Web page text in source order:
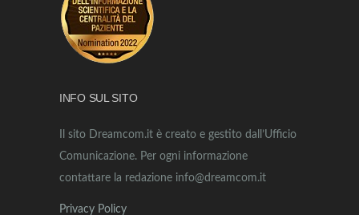
INFO SUL SITO
Il sito Dreamcom.it è creato e gestito dall’Ufficio
Comunicazione. Per ogni informazione
contattare la redazione info@dreamcom.it
Privacy Policy